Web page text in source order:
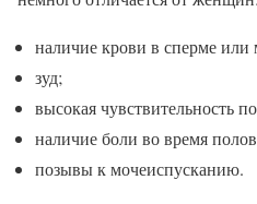
наличие крови в сперме или
зуд;
высокая чувствительность
наличие боли во время
позывы к мочеиспусканию.